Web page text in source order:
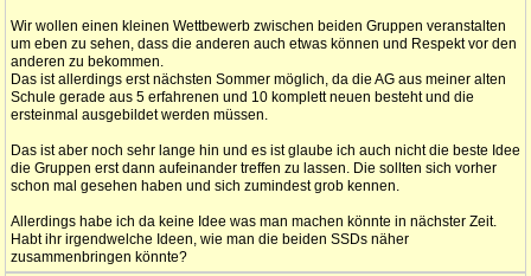
Wir wollen einen kleinen Wettbewerb zwischen beiden Gruppen veranstalten
um eben zu sehen, dass die anderen auch etwas können und Respekt vor den
anderen zu bekommen.
Das ist allerdings erst nächsten Sommer möglich, da die AG aus meiner alten
Schule gerade aus 5 erfahrenen und 10 komplett neuen besteht und die
ersteinmal ausgebildet werden müssen.
Das ist aber noch sehr lange hin und es ist glaube ich auch nicht die beste Idee
die Gruppen erst dann aufeinander treffen zu lassen. Die sollten sich vorher
schon mal gesehen haben und sich zumindest grob kennen.
Allerdings habe ich da keine Idee was man machen könnte in nächster Zeit.
Habt ihr irgendwelche Ideen, wie man die beiden SSDs näher
zusammenbringen könnte?